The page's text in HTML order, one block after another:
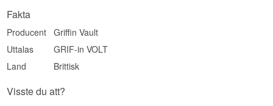
Ren · Mjuk · Lätt honungssöt · Neutral
Visste du att?
Fakta
Producent
Griffin Vault
Uttalas
GRIF-in VOLT
Land
Brittisk
Visste du att?